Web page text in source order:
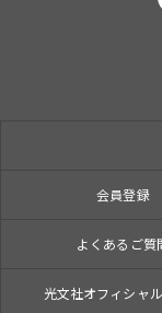
会員登録
よくあるご質
光文社オフィシャ